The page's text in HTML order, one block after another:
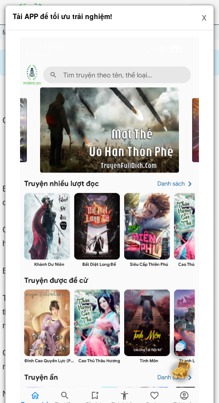
Hiện
menu
Mưu Thiên Hạ Chương 53
MƯU THIÊN HẠ
Chương 53: Gia tộc tụ họp thật vô vị(2)
Chương 53: Gia tộc tụ họp thật vô vị(2)
Bệ hạ lại phái người đến Hiển Châu, rõ ràng muốn điều tra
chuyện thuế má trước đó.
Chẳng biết kết quả cuối cùng ra sao, nhưng hiện tại Tam
hoàng tử hẳn bị động lắm.
Buổi chiều, Tô Nam Thừa muốn tới Công bộ một chuyến.
Thái Tử hiện giờ đảm nhận công việc khảo sát công trình
thủy lợi vào mỗi mùa lũ, tuy tất cả đều là lý luận suông thôi
nhưng vẫn phải bày ra dáng vẻ chuyên tâm chứ.
Chỉ là giờ đã là tháng tám rồi, còn mùa lũ nào nữa chứ, tới
năm sau, liệu có ai còn nhớ rõ việc này nữa không?
Nhưng Tô Nam Thừa vẫn muốn đến Công bộ chạy việc vặt,
Tải APP để tối ưu trải nghiệm! X